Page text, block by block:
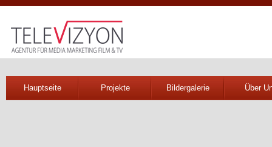
Hauptseite Projekte Bildergalerie Über